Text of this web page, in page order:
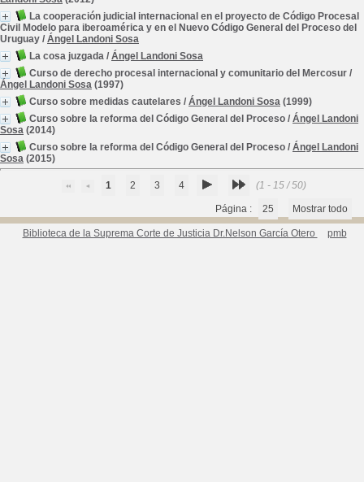
La cooperación judicial internacional en el proyecto de Código Procesal
Civil Modelo para iberoamérica y en el Nuevo Código General del Proceso del
Uruguay / Ángel Landoni Sosa
La cosa juzgada / Ángel Landoni Sosa
Curso de derecho procesal internacional y comunitario del Mercosur /
Ángel Landoni Sosa (1997)
Curso sobre medidas cautelares / Ángel Landoni Sosa (1999)
Curso sobre la reforma del Código General del Proceso / Ángel Landoni
Sosa (2014)
Curso sobre la reforma del Código General del Proceso / Ángel Landoni
Sosa (2015)
1 2 3 4 (1 - 15 / 50)
Página : 25 Mostrar todo
Biblioteca de la Suprema Corte de Justicia Dr.Nelson García Otero pmb